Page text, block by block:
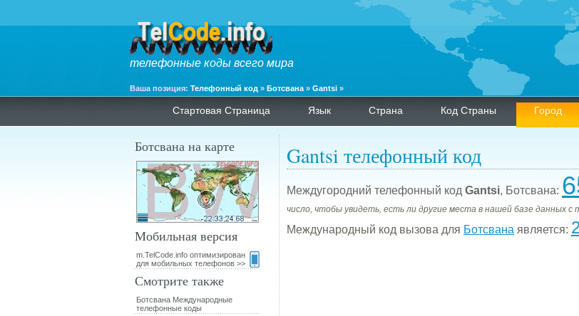
телефонные коды всего мира
Ваша позиция: Телефонный код » Ботсвана » Gantsi »
Стартовая Страница Язык Страна Код Страны Город
Gantsi телефонный код
Междугородний телефонный код Gantsi, Ботсвана:
число, чтобы увидеть, есть ли другие места в нашей базе данных с
Международный код вызова для Ботсвана является:
Ботсвана на карте
Мобильная версия
m.TelCode.info оптимизирован
для мобильных телефонов >>
Смотрите также
Ботсвана Международные
телефонные коды